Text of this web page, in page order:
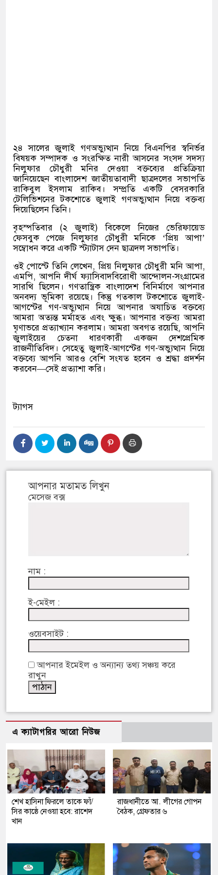
২৪ সালের জুলাই গণঅভ্যুত্থান নিয়ে বিএনপির স্বনির্ভর
বিষয়ক সম্পাদক ও সংরক্ষিত নারী আসনের সংসদ সদস্য
নিলুফার চৌধুরী মনির দেওয়া বক্তব্যের প্রতিক্রিয়া
জানিয়েছেন বাংলাদেশ জাতীয়তাবাদী ছাত্রদলের সভাপতি
রাকিবুল ইসলাম রাকিব। সম্প্রতি একটি বেসরকারি
টেলিভিশনের টকশোতে জুলাই গণঅভ্যুত্থান নিয়ে বক্তব্য
দিয়েছিলেন তিনি।
বৃহস্পতিবার (২ জুলাই) বিকেলে নিজের ভেরিফায়েড
ফেসবুক পেজে নিলুফার চৌধুরী মনিকে ‘প্রিয় আপা’
সম্বোধন করে একটি স্ট্যাটাস দেন ছাত্রদল সভাপতি।
ওই পোস্টে তিনি লেখেন, প্রিয় নিলুফার চৌধুরী মনি আপা,
এমপি, আপনি দীর্ঘ ফ্যাসিবাদবিরোধী আন্দোলন-সংগ্রামের
সারথি ছিলেন। গণতান্ত্রিক বাংলাদেশ বিনির্মাণে আপনার
অনবদ্য ভূমিকা রয়েছে। কিন্তু গতকাল টকশোতে জুলাই-
আগস্টের গণ-অভ্যুত্থান নিয়ে আপনার অযাচিত বক্তব্যে
আমরা অত্যন্ত মর্মাহত এবং ক্ষুব্ধ। আপনার বক্তব্য আমরা
ঘৃণাভরে প্রত্যাখ্যান করলাম। আমরা অবগত রয়েছি, আপনি
জুলাইয়ের চেতনা ধারণকারী একজন দেশপ্রেমিক
রাজনীতিবিদ। সেহেতু জুলাই-আগস্টের গণ-অভ্যুত্থান নিয়ে
বক্তব্যে আপনি আরও বেশি সংযত হবেন ও শ্রদ্ধা প্রদর্শন
করবেন—সেই প্রত্যাশা করি।
ট্যাগস
আপনার মতামত লিখুন
মেসেজ বক্স
নাম :
ই-মেইল :
ওয়েবসাইট :
আপনার ইমেইল ও অন্যান্য তথ্য সঞ্চয় করে
রাখুন
এ ক্যাটাগরির আরো নিউজ
শেখ হাসিনা ফিরলে তাকে ফাঁ/
সির কাষ্ঠে নেওয়া হবে: রাশেদ
খান
রাজধানীতে আ. লীগের গোপন
বৈঠক, গ্রেফতার ৬